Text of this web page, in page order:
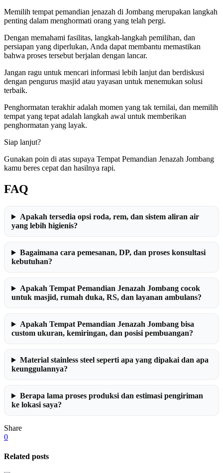
Memilih tempat pemandian jenazah di Jombang merupakan langkah
penting dalam menghormati orang yang telah pergi.
Dengan memahami fasilitas, langkah-langkah pemilihan, dan
persiapan yang diperlukan, Anda dapat membantu memastikan
bahwa proses tersebut berjalan dengan lancar.
Jangan ragu untuk mencari informasi lebih lanjut dan berdiskusi
dengan pengurus masjid atau yayasan untuk menemukan solusi
terbaik.
Penghormatan terakhir adalah momen yang tak ternilai, dan memilih
tempat yang tepat adalah langkah awal untuk memberikan
penghormatan yang layak.
Siap lanjut?
Gunakan poin di atas supaya Tempat Pemandian Jenazah Jombang
kamu beres cepat dan hasilnya rapi.
FAQ
Apakah tersedia opsi roda, rem, dan sistem aliran air
yang lebih higienis?
Bagaimana cara pemesanan, DP, dan proses konsultasi
kebutuhan?
Apakah Tempat Pemandian Jenazah Jombang cocok
untuk masjid, rumah duka, RS, dan layanan ambulans?
Apakah Tempat Pemandian Jenazah Jombang bisa
custom ukuran, kemiringan, dan posisi pembuangan?
Material stainless steel seperti apa yang dipakai dan apa
keunggulannya?
Berapa lama proses produksi dan estimasi pengiriman
ke lokasi saya?
Share
0
Related posts